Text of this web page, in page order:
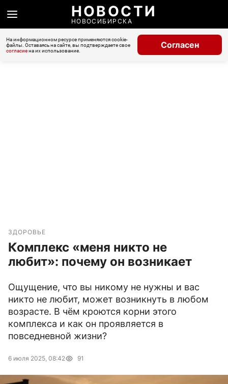
НОВОСТИ
НОВОСИБИРСКА
На информационном ресурсе применяются cookie-
файлы. Оставаясь на сайте, вы подтверждаете свое
согласиена их использование.
Согласен
ЗДОРОВЬЕ
Комплекс «меня никто не
любит»: почему он возникает
Ощущение, что вы никому не нужны и вас
никто не любит, может возникнуть в любом
возрасте. В чём кроются корни этого
комплекса и как он проявляется в
повседневной жизни?
6 июля 2025, 08:42 91